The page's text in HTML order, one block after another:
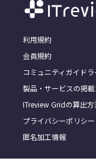
利用規約
会員規約
コミュニティガイドラ
製品・サービスの掲
ITreview Gridの算出方
プライバシーポリシー
匿名加工情報